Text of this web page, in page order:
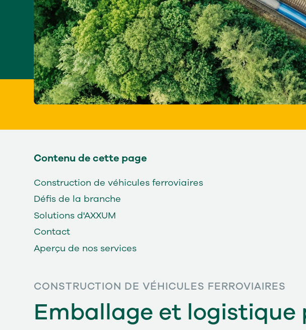
Contenu de cette page
Construction de véhicules ferroviaires
Défis de la branche
Solutions d'AXXUM
Contact
Aperçu de nos services
CONSTRUCTION DE VÉHICULES FERROVIAIRES
Emballage et logistique